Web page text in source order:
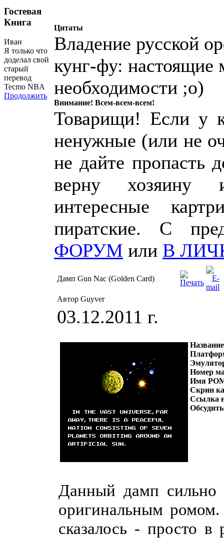
Гостевая
Книга
Иван
Я только что
доделал свой
старый
перевод
Tecmo NBA
Продолжить
Цитаты
Владение русской
кунг-фу: настоящие
необходимости ;о)
Внимание! Всем-всем-всем!
Товарищи! Если у
ненужные (или не
не дайте пропасть
верну хозяину
интересные
пиратские. С
ФОРУМ или В
Дамп Gun Nac (Golden Card)
Автор Guyver
03.12.2011 г.
Номер
Имя
Скрин
Ссылка
Данный дамп сильно
оригинальным
сказалось - просто в